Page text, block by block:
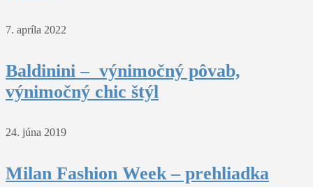
7. apríla 2022
Baldinini – výnimočný pôvab,
výnimočný chic štýl
24. júna 2019
Milan Fashion Week – prehliadka